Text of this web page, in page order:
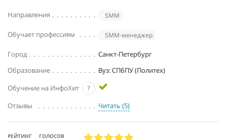
Направления SMM
Обучает профессиям SMM-менеджер
Город
Санкт-Петербург
Образование
Вуз: СПбПУ (Политех)
Обучение на ИнфоХит
?
Отзывы
Читать (5)
РЕЙТИНГ ГОЛОСОВ